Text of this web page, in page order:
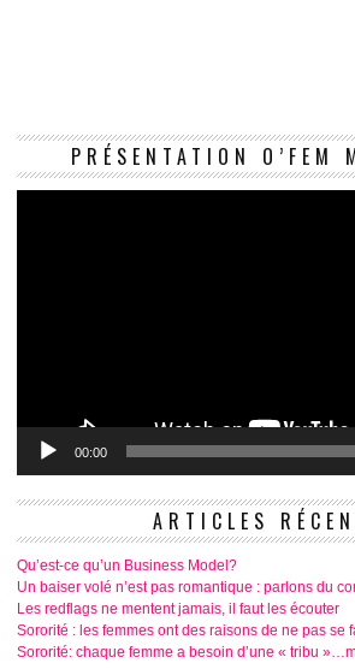
PRÉSENTATION O’FEM
00:00
ARTICLES
Qu’est-ce qu’un Business Model?
Un baiser volé n’est pas romantique : parlons du
Les redflags ne mentent jamais, il faut les écouter
Sororité : les femmes ont des raisons de ne pas se
Sororité: chaque femme a besoin d’une « tribu